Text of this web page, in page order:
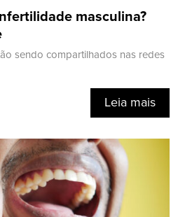
masculina?
sendo compartilhados nas redes
Leia mais